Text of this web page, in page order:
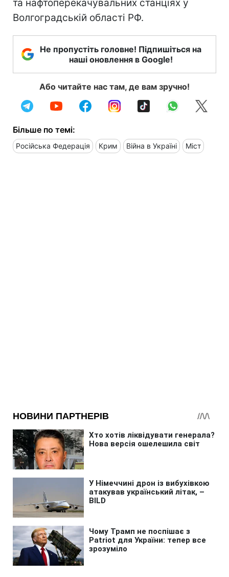
та нафтоперекачувальних станціях у
Волгоградській області РФ.
Не пропустіть головне! Підпишіться на
наші оновлення в Google!
Або читайте нас там, де вам зручно!
Більше по темі:
Російська Федерація Крим Війна в Україні Міст